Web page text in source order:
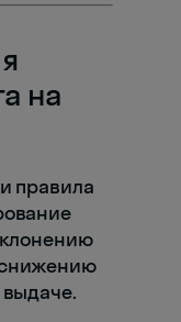
на
правила